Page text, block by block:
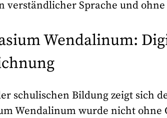
verständlicher Sprache und
Wendalinum:
schulischen Bildung zeigt sich
Wendalinum wurde nicht